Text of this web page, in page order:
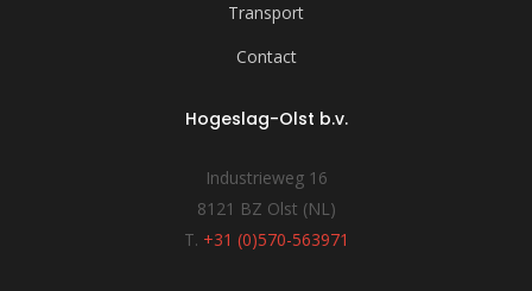
Transport
Contact
Hogeslag-Olst b.v.
Industrieweg 16
8121 BZ Olst (NL)
T. +31 (0)570-563971